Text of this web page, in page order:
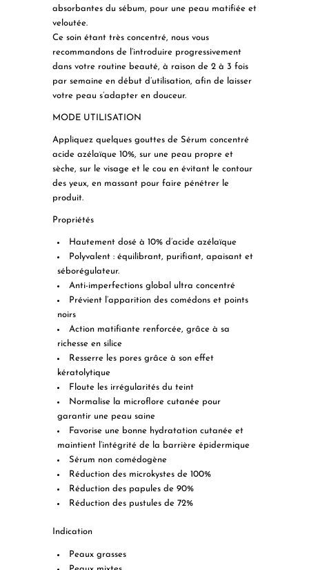
absorbantes du sébum, pour une peau matifiée et
veloutée.
Ce soin étant très concentré, nous vous
recommandons de l’introduire progressivement
dans votre routine beauté, à raison de 2 à 3 fois
par semaine en début d’utilisation, afin de laisser
votre peau s’adapter en douceur.
MODE UTILISATION
Appliquez quelques gouttes de Sérum concentré
acide azélaïque 10%, sur une peau propre et
sèche, sur le visage et le cou en évitant le contour
des yeux, en massant pour faire pénétrer le
produit.
Propriétés
Hautement dosé à 10% d’acide azélaïque
Polyvalent : équilibrant, purifiant, apaisant et
séborégulateur.
Anti-imperfections global ultra concentré
Prévient l’apparition des comédons et points
noirs
Action matifiante renforcée, grâce à sa
richesse en silice
Resserre les poresgrâce à son effet
kératolytique
Floute les irrégularités du teint
Normalise la microflore cutanée pour
garantir une peau saine
Favorise une bonne hydratation cutanée et
maintient l’intégrité de la barrière épidermique
Sérum non comédogène
Réduction des microkystes de 100%
Réduction des papules de 90%
Réduction des pustules de 72%
Indication
Peaux grasses